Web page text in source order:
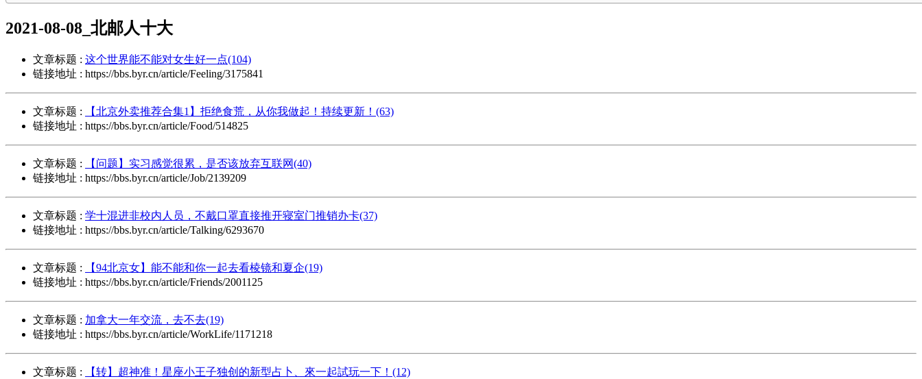
2021-08-08_北邮人十大
文章标题 : 这个世界能不能对女生好一点(104)
链接地址 : https://bbs.byr.cn/article/Feeling/3175841
文章标题 :
【北京外卖推荐合集1】拒绝食荒，从你我做起！持续更新！(63)
链接地址 : https://bbs.byr.cn/article/Food/514825
文章标题 :
【问题】实习感觉很累，是否该放弃互联网(40)
链接地址 : https://bbs.byr.cn/article/Job/2139209
文章标题 : 学十混进非校内人员，不戴口罩直接推开寝室门推销办卡(37)
链接地址 : https://bbs.byr.cn/article/Talking/6293670
文章标题 :
【94北京女】能不能和你一起去看棱镜和夏企(19)
链接地址 : https://bbs.byr.cn/article/Friends/2001125
文章标题 : 加拿大一年交流，去不去(19)
链接地址 : https://bbs.byr.cn/article/WorkLife/1171218
文章标题 :
【转】超神准！星座小王子独创的新型占卜、來一起試玩一下！(12)